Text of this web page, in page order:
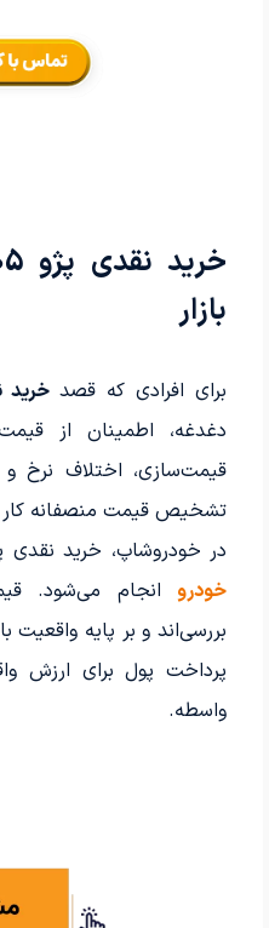
بازار
برای افرادی که قصدخرید
دغدغه، اطمینان از
قیمت‌سازی، اختلاف نرخ
تشخیص قیمت منصفانه
در خودروشاپ، خرید نقدی پژو 405
خودروانجام می‌شود.
بررسی‌اند و بر پایه واقعیت
پرداخت پول برای ارزش
واسطه.